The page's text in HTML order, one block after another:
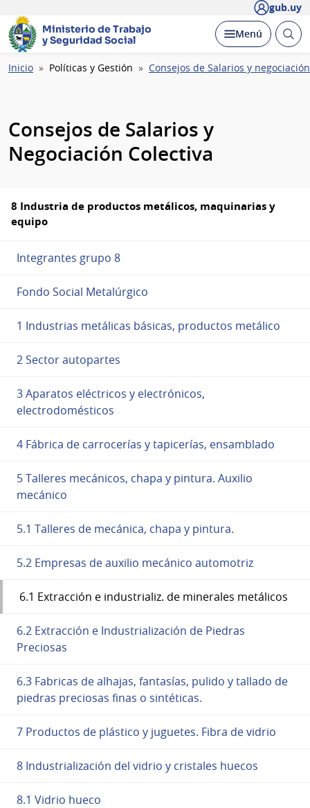
gub.uy
Ministerio de Trabajo
y Seguridad Social
Desplegar
Menú Abrir
Ruta
Inicio Políticas y Gestión Consejos de Salarios y
Consejos de Salarios y
Negociación Colectiva
8 Industria de productos metálicos, maquinarias y
equipo
Integrantes grupo 8
Fondo Social Metalúrgico
1 Industrias metálicas básicas, productos metálico
2 Sector autopartes
3 Aparatos eléctricos y electrónicos,
electrodomésticos
4 Fábrica de carrocerías y tapicerías, ensamblado
5 Talleres mecánicos, chapa y pintura. Auxilio
mecánico
5.1 Talleres de mecánica, chapa y pintura.
5.2 Empresas de auxilio mecánico automotriz
6.1 Extracción e industrializ. de minerales metálicos
6.2 Extracción e Industrialización de Piedras
Preciosas
6.3 Fabricas de alhajas, fantasías, pulido y tallado de
piedras preciosas finas o sintéticas.
7 Productos de plástico y juguetes. Fibra de vidrio
8 Industrialización del vidrio y cristales huecos
8.1 Vidrio hueco